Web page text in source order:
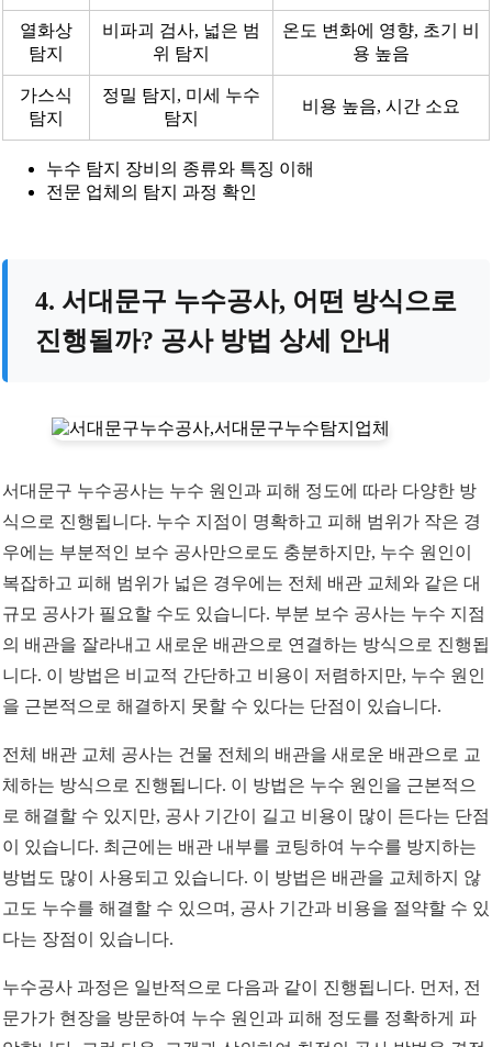
열화상
탐지
비파괴 검사, 넓은 범
위 탐지
온도 변화에 영향, 초기 비
용 높음
가스식
탐지
정밀 탐지, 미세 누수
탐지
비용 높음, 시간 소요
누수 탐지 장비의 종류와 특징 이해
전문 업체의 탐지 과정 확인
4. 서대문구 누수공사, 어떤 방식으로
진행될까? 공사 방법 상세 안내
서대문구 누수공사는 누수 원인과 피해 정도에 따라 다양한 방
식으로 진행됩니다. 누수 지점이 명확하고 피해 범위가 작은 경
우에는 부분적인 보수 공사만으로도 충분하지만, 누수 원인이
복잡하고 피해 범위가 넓은 경우에는 전체 배관 교체와 같은 대
규모 공사가 필요할 수도 있습니다. 부분 보수 공사는 누수 지점
의 배관을 잘라내고 새로운 배관으로 연결하는 방식으로 진행됩
니다. 이 방법은 비교적 간단하고 비용이 저렴하지만, 누수 원인
을 근본적으로 해결하지 못할 수 있다는 단점이 있습니다.
전체 배관 교체 공사는 건물 전체의 배관을 새로운 배관으로 교
체하는 방식으로 진행됩니다. 이 방법은 누수 원인을 근본적으
로 해결할 수 있지만, 공사 기간이 길고 비용이 많이 든다는 단점
이 있습니다. 최근에는 배관 내부를 코팅하여 누수를 방지하는
방법도 많이 사용되고 있습니다. 이 방법은 배관을 교체하지 않
고도 누수를 해결할 수 있으며, 공사 기간과 비용을 절약할 수 있
다는 장점이 있습니다.
누수공사 과정은 일반적으로 다음과 같이 진행됩니다. 먼저, 전
문가가 현장을 방문하여 누수 원인과 피해 정도를 정확하게 파